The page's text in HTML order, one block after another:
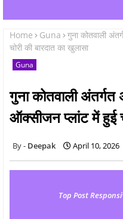
Home Guna
गुना कोतवाली
चोरी की बारदात का खुलासा
Guna
गुना कोतवाली
ऑक्सीजन प्लांट में हुई
Deepak April 10, 2026
Top Post